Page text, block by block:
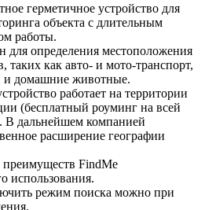
герметичное устройство для
объекта с длительным
работы.
для определения местоположения
таких как авто- и мото-транспорт,
и домашние животные.
работает на территории
(бесплатный роуминг на всей
В дальнейшем компанией
расширение географии
FindMe
использования.
режим поиска можно при